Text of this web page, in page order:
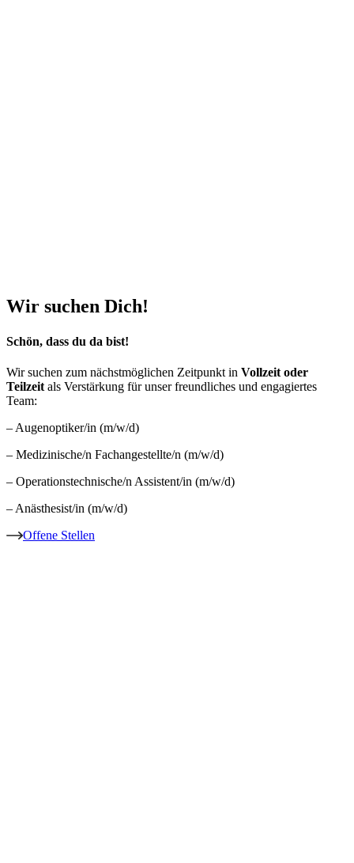
Wir suchen Dich!
Schön, dass du da bist!
Wir suchen zum nächstmöglichen Zeitpunkt in Vollzeit oder
Teilzeit als Verstärkung für unser freundliches und engagiertes
Team:
– Augenoptiker/in (m/w/d)
– Medizinische/n Fachangestellte/n (m/w/d)
– Operationstechnische/n Assistent/in (m/w/d)
– Anästhesist/in (m/w/d)
Offene Stellen